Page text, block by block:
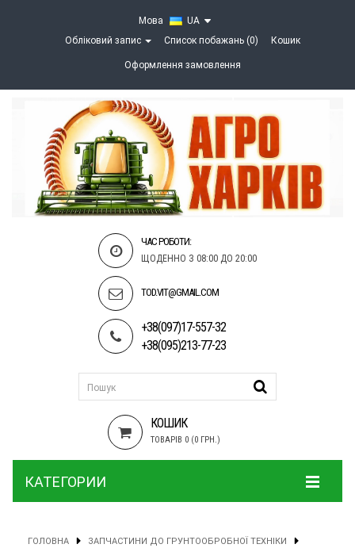
Мова
UA
Обліковий запис
Список побажань (0) Кошик
Оформлення замовлення
ЧАС РОБОТИ:
ЩОДЕННО З 08:00 ДО 20:00
TOD.VIT@GMAIL.COM
+38(097)17-557-32
+38(095)213-77-23
КОШИК
ТОВАРІВ 0 (0 ГРН.)
КАТЕГОРИИ
ГОЛОВНА ЗАПЧАСТИНИ ДО ГРУНТООБРОБНОЇ ТЕХНІКИ